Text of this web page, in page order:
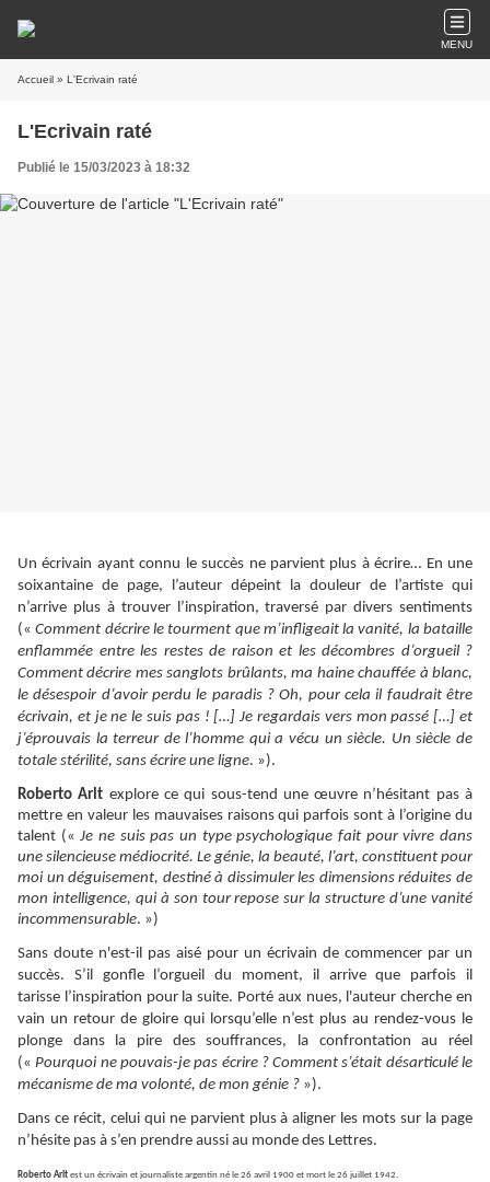
MENU
Accueil » L'Ecrivain raté
L'Ecrivain raté
Publié le 15/03/2023 à 18:32
Un écrivain ayant connu le succès ne parvient plus à écrire… En une
soixantaine de page, l’auteur dépeint la douleur de l’artiste qui
n’arrive plus à trouver l’inspiration, traversé par divers sentiments
(«Comment décrire le tourment que m’infligeait la vanité, la bataille
enflammée entre les restes de raison et les décombres d’orgueil ?
Comment décrire mes sanglots brûlants, ma haine chauffée à blanc,
le désespoir d’avoir perdu le paradis ? Oh, pour cela il faudrait être
écrivain, et je ne le suis pas ! […] Je regardais vers mon passé […] et
j’éprouvais la terreur de l’homme qui a vécu un siècle. Un siècle de
totale stérilité, sans écrire une ligne. »).
Roberto Arlt explore ce qui sous-tend une œuvre n’hésitant pas à
mettre en valeur les mauvaises raisons qui parfois sont à l’origine du
talent («Je ne suis pas un type psychologique fait pour vivre dans
une silencieuse médiocrité. Le génie, la beauté, l’art, constituent pour
moi un déguisement, destiné à dissimuler les dimensions réduites de
mon intelligence, qui à son tour repose sur la structure d’une vanité
incommensurable. »)
Sans doute n'est-il pas aisé pour un écrivain de commencer par un
succès. S’il gonfle l’orgueil du moment, il arrive que parfois il
tarisse l’inspiration pour la suite. Porté aux nues, l'auteur cherche en
vain un retour de gloire qui lorsqu’elle n’est plus au rendez-vous le
plonge dans la pire des souffrances, la confrontation au réel
(«Pourquoi ne pouvais-je pas écrire ? Comment s’était désarticulé le
mécanisme de ma volonté, de mon génie ? »).
Dans ce récit, celui qui ne parvient plus à aligner les mots sur la page
n’hésite pas à s’en prendre aussi au monde des Lettres.
Roberto Arlt est un écrivain et journaliste argentin né le 26 avril 1900 et mort le 26 juillet 1942.